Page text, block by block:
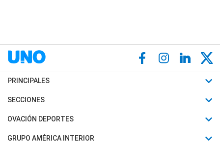
PRINCIPALES
Últimas Noticias
Política
SECCIONES
Horóscopo
Motores
OVACIÓN DEPORTES
Fútbol
GRUPO AMÉRICA INTERIOR